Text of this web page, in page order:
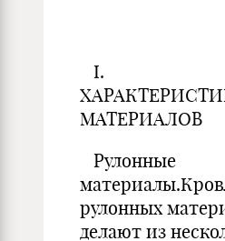
I.
МАТЕРИАЛОВ
Рулонные
рулонных
делают из